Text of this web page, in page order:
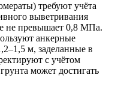
требуют учёта
выветривания
не превышает 0,8 МПа.
анкерные
м, заделанные в
с учётом
может достигать